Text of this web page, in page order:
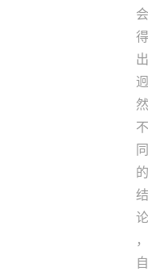
会
得
出
迥
然
不
同
的
结
论
，
自